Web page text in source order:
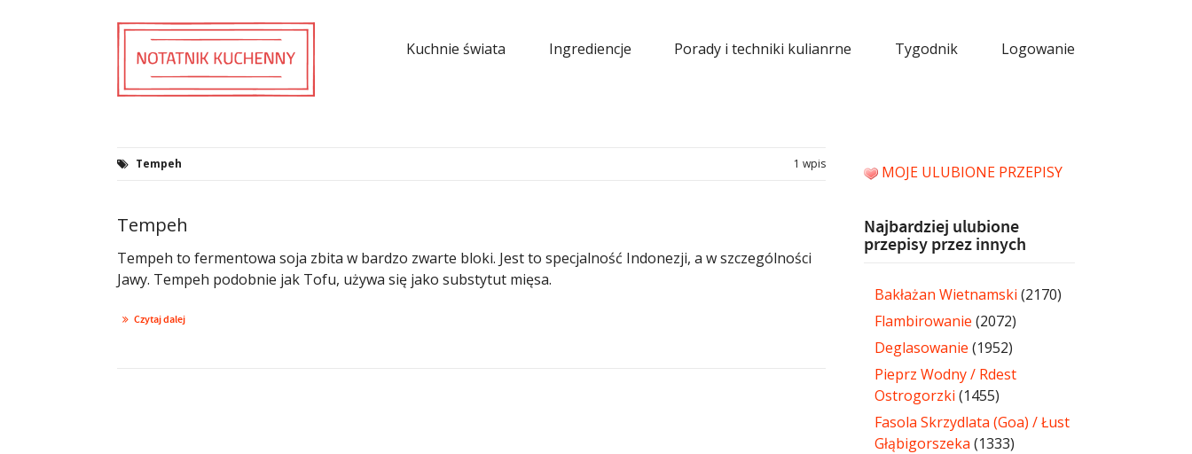
Kuchnie świata Ingrediencje Porady i techniki kulianrne Tygodnik Logowanie
Tempeh 1 wpis
Tempeh
Tempeh to fermentowa soja zbita w bardzo zwarte bloki. Jest to specjalność Indonezji, a w szczególności
Jawy. Tempeh podobnie jak Tofu, używa się jako substytut mięsa.
Czytaj dalej
MOJE ULUBIONE PRZEPISY
Najbardziej ulubione
przepisy przez innych
Bakłażan Wietnamski (2170)
Flambirowanie (2072)
Deglasowanie (1952)
Pieprz Wodny / Rdest
Ostrogorzki (1455)
Fasola Skrzydlata (Goa) / Łust
Głąbigorszeka (1333)